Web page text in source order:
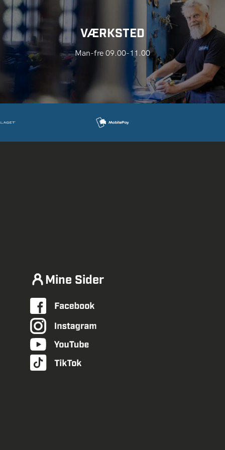
VÆRKSTED
Man-fre 09.00-11.00
Mine Sider